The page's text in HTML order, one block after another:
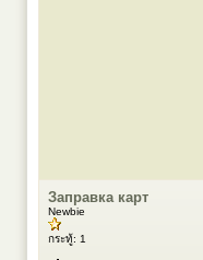
Заправка карт
Newbie
กระทู้: 1